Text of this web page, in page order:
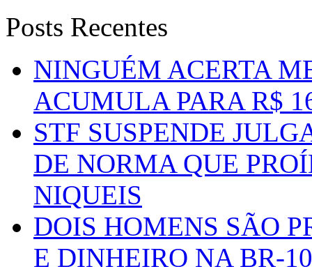
Posts Recentes
NINGUÉM ACERTA
ACUMULA PARA R$
STF SUSPENDE
DE NORMA QUE
NIQUEIS
DOIS HOMENS SÃO
E DINHEIRO NA BR-